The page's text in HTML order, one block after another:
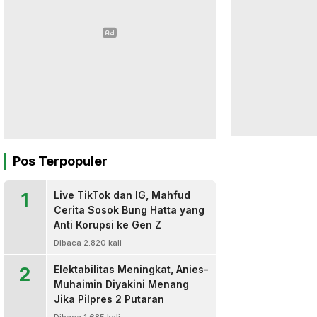
Pos Terpopuler
1
Live TikTok dan IG, Mahfud
Cerita Sosok Bung Hatta yang
Anti Korupsi ke Gen Z
Dibaca 2.820 kali
2
Elektabilitas Meningkat, Anies-
Muhaimin Diyakini Menang
Jika Pilpres 2 Putaran